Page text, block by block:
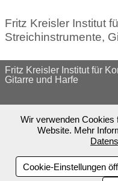
Fritz Kreisler Institut
Streichinstrumente,
Fritz Kreisler Institut für
Gitarre und Harfe
Wir verwenden Cookies
Website. Mehr
Cookie-Einstellungen